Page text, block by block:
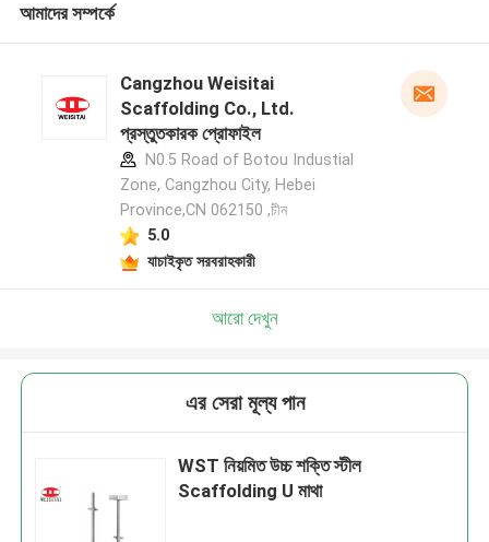
আমাদের সম্পর্কে
Cangzhou Weisitai
Scaffolding Co., Ltd.
প্রস্তুতকারক প্রোফাইল
N0.5 Road of Botou Industial
Zone, Cangzhou City, Hebei
Province,CN 062150 ,চীন
5.0
যাচাইকৃত সরবরাহকারী
আরো দেখুন
এর সেরা মূল্য পান
WST নিয়মিত উচ্চ শক্তি স্টীল
Scaffolding U মাথা